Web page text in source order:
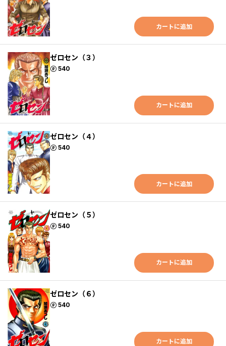
カートに追加
ゼロセン（３）
540
ポイント
カートに追加
ゼロセン（４）
540
ポイント
カートに追加
ゼロセン（５）
540
ポイント
カートに追加
ゼロセン（６）
540
ポイント
カートに追加